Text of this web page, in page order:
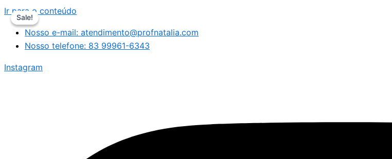
Ir para o conteúdo
Nosso e-mail: atendimento@profnatalia.com
Nosso telefone: 83 99961-6343
Instagram
Sale!
Sale!